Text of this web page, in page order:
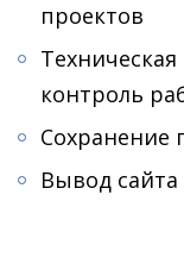
проектов
контроль
Сохранение
Вывод